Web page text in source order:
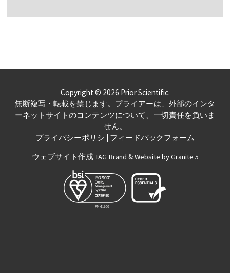
Copyright © 2026 Prior Scientific.
無断複写・転載を禁じます。プライアーは、外部のインタ
ーネットサイトのコンテンツについて、一切責任を負いま
せん。
プライバシーポリシ | フィードバックフォーム
ウェブサイト作成TAG Brand &Website by Granite 5